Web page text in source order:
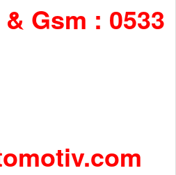
Gsm : 0533